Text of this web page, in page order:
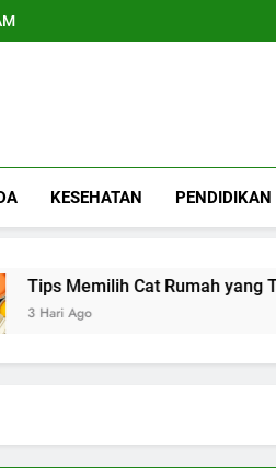
KESEHATAN PENDIDIKAN
Tips Memilih Cat Rumah yang
3 Hari Ago